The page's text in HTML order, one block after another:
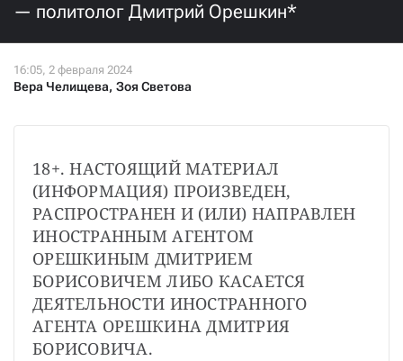
— политолог Дмитрий Орешкин*
Вера Челищева, Зоя Светова
18+. НАСТОЯЩИЙ МАТЕРИАЛ
(ИНФОРМАЦИЯ) ПРОИЗВЕДЕН,
РАСПРОСТРАНЕН И (ИЛИ) НАПРАВЛЕН
ИНОСТРАННЫМ АГЕНТОМ
ОРЕШКИНЫМ ДМИТРИЕМ
БОРИСОВИЧЕМ ЛИБО КАСАЕТСЯ
ДЕЯТЕЛЬНОСТИ ИНОСТРАННОГО
АГЕНТА ОРЕШКИНА ДМИТРИЯ
БОРИСОВИЧА.
500 300
СТАТЬ СОУЧАСТНИКОМ
ПОДЕЛИТЬСЯ С ДРУЗЬЯМИ
Если у вас есть вопросы, пишите donate@novayagazeta.ru
звоните:
+7 (929) 612-03-68